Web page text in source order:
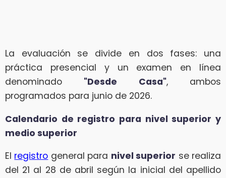
La evaluación se divide en dos fases: una
práctica presencial y un examen en línea
denominado "Desde Casa", ambos
programados para junio de 2026.
Calendario de registro para nivel superior y
medio superior
El registro general para nivel superior se realiza
del 21 al 28 de abril según la inicial del apellido